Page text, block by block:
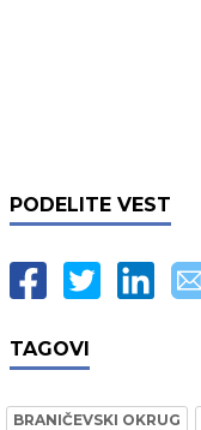
PODELITE VEST
TAGOVI
BRANIČEVSKI OKRUG